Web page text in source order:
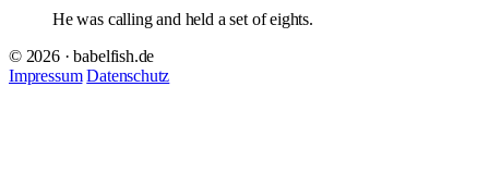
He was calling and held a set of eights.
© 2026 · babelfish.de
Impressum Datenschutz